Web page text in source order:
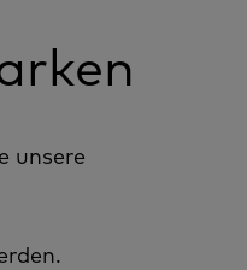
unsere